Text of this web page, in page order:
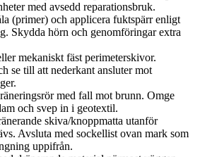
med avsedd reparationsbruk.
(primer) och applicera fuktspärr enligt
Skydda hörn och genomföringar extra
mekaniskt fäst perimeterskivor.
se till att nederkant ansluter mot
med fall mot brunn. Omge
och svep in i geotextil.
skiva/knoppmatta utanför
Avsluta med sockellist ovan mark som
uppifrån.